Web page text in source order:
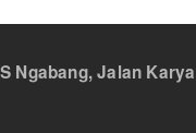
Ngabang, Jalan